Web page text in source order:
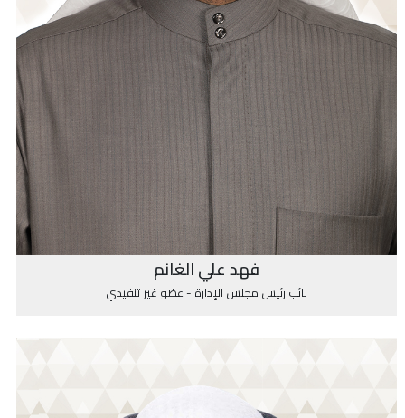
فهد علي الغانم
نائب رئيس مجلس الإدارة - عضو غير تنفيذي